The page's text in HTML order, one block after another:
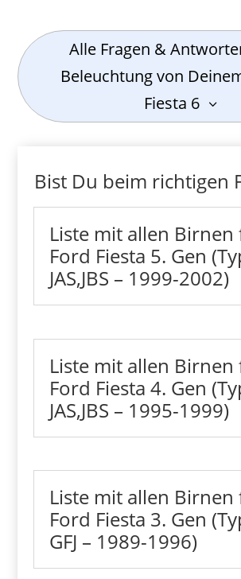
Alle Fragen &
Beleuchtung von
Fiesta 6
Bist Du beim richtigen
Liste mit allen
Ford Fiesta 5. Gen
JAS,JBS – 1999-2002)
Liste mit allen
Ford Fiesta 4. Gen
JAS,JBS – 1995-1999)
Liste mit allen
Ford Fiesta 3. Gen
GFJ – 1989-1996)